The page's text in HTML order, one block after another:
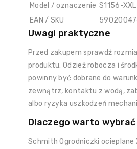
Model / oznaczenie S1156-XXL
EAN / SKU
Uwagi praktyczne
Przed zakupem sprawdź
produktu. Odzież robocza i
powinny być dobrane do
zewnątrz, kontaktu z wodą,
albo ryzyka uszkodzeń
Dlaczego warto
Schmith Ogrodniczki ocieplane